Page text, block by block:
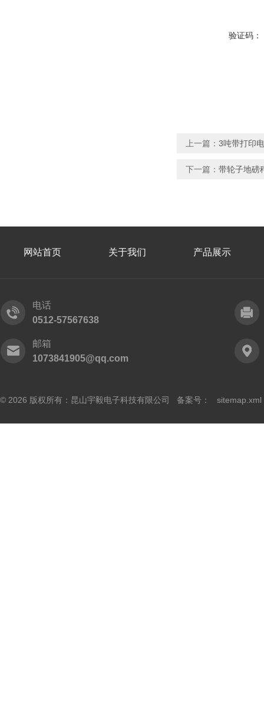
验证码：
上一篇： 3吨带打印
下一篇： 带轮子地磅
网站首页 关于我们 产品展示
电话
0512-57567638
邮箱
1073841905@qq.com
© 2026 版权所有：昆山宇毅电子科技有限公司 备案号： sitemap.xml